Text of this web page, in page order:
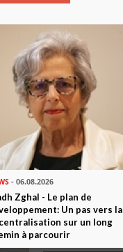
- 06.08.2026
Zghal - Le plan de
Un pas vers la
sur un long
à parcourir